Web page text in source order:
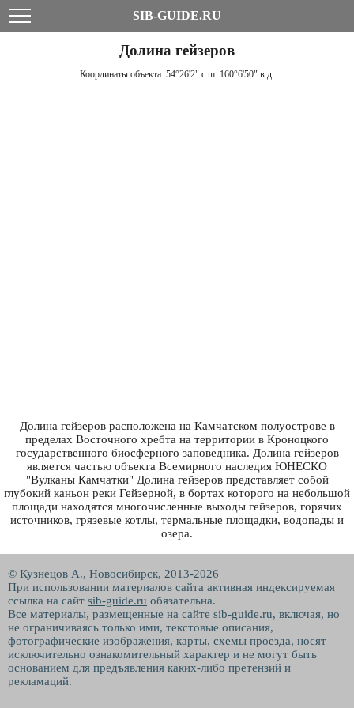
SIB-GUIDE.RU
Долина гейзеров
Координаты объекта: 54°26'2" с.ш. 160°6'50" в.д.
Долина гейзеров расположена на Камчатском полуострове в
пределах Восточного хребта на территории в Кроноцкого
государственного биосферного заповедника. Долина гейзеров
является частью объекта Всемирного наследия ЮНЕСКО
"Вулканы Камчатки" Долина гейзеров представляет собой
глубокий каньон реки Гейзерной, в бортах которого на небольшой
площади находятся многочисленные выходы гейзеров, горячих
источников, грязевые котлы, термальные площадки, водопады и
озера.
© Кузнецов А., Новосибирск, 2013-2026
При использовании материалов сайта активная индексируемая
ссылка на сайт sib-guide.ru обязательна.
Все материалы, размещенные на сайте sib-guide.ru, включая, но
не ограничиваясь только ими, текстовые описания,
фотографические изображения, карты, схемы проезда, носят
исключительно ознакомительный характер и не могут быть
основанием для предъявления каких-либо претензий и
рекламаций.